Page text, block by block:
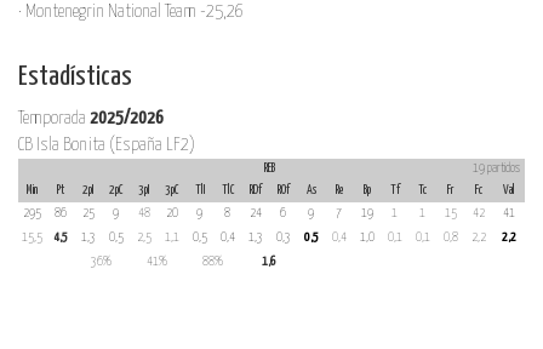
· Montenegrin National Team -25,26
Estadísticas
Temporada 2025/2026
CB Isla Bonita (España LF2)
REB
19 partidos
Min
Pt 2pI 2pC 3pI 3pC TlC RDf ROf As Re Bp Tf Tc Fr Fc
Val
295
86 25 9 48 20 9 8 24 6 9 7 19 1 1 15 42
41
15,5
4,5 1,3 0,5 2,5 1,1 0,5 0,4 1,3 0,3 0,5 0,4 1,0 0,1 0,1 0,8 2,2
2,2
36%
41% 88% 1,6